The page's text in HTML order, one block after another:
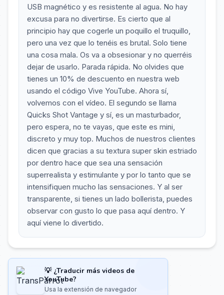
USB magnético y es resistente al agua. No hay
excusa para no divertirse. Es cierto que al
principio hay que cogerle un poquillo el truquillo,
pero una vez que lo tenéis es brutal. Solo tiene
una cosa mala. Os va a obsesionar y no querréis
dejar de usarlo. Parada rápida. No olvides que
tienes un 10% de descuento en nuestra web
usando el código Vive YouTube. Ahora sí,
volvemos con el vídeo. El segundo se llama
Quicks Shot Vantage y sí, es un masturbador,
pero espera, no te vayas, que este es mini,
discreto y muy top. Muchos de nuestros clientes
dicen que gracias a su textura super skin estriado
por dentro hace que sea una sensación
superrealista y estimulante y por lo tanto que se
intensifiquen mucho las sensaciones. Y al ser
transparente, si tienes un lado bollerista, puedes
observar con gusto lo que pasa aquí dentro. Y
aquí viene lo divertido.
💡 ¿Traducir más videos de
YouTube?
Usa la extensión de navegador